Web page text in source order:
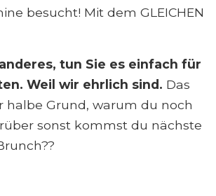
besucht! Mit dem GLEICHEN
tun Sie es einfach für
Weil wir ehrlich sind. Das
halbe Grund, warum du noch
sonst kommst du nächste